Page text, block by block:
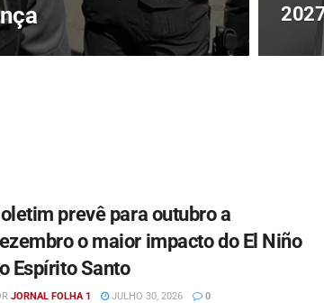
prevê para outubro a
o maior impacto do El Niño
Espírito Santo
JORNAL FOLHA 1 JULHO 30, 2026 0